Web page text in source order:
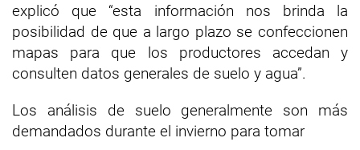
explicó que “esta información nos brinda la
posibilidad de que a largo plazo se confeccionen
mapas para que los productores accedan y
consulten datos generales de suelo y agua”.
Los análisis de suelo generalmente son más
demandados durante el invierno para tomar